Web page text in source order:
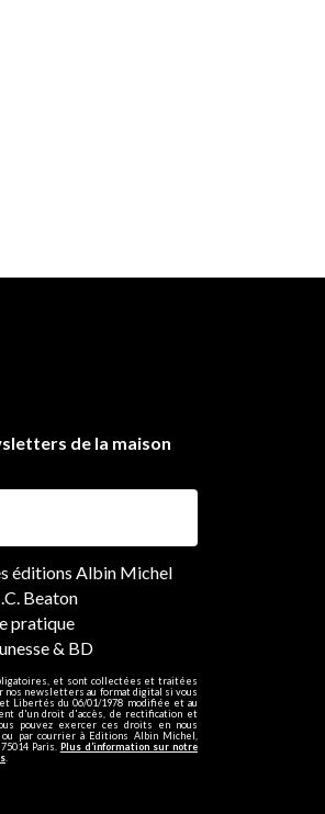
de la maison
éditions Albin Michel
Beaton
pratique
& BD
et sont collectées et traitées
nos newsletters au format digital si vous
Libertés du 06/01/1978 modifiée et au
d'un droit d'accès, de rectification et
pouvez exercer ces droits en nous
ou par courrier à Editions Albin Michel,
Paris. Plus d’information sur notre